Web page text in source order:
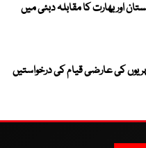
کپ 2026، پاکستان اور بھارت کا مقابلہ دبئی میں
کی عارضی قیام کی درخواستیں